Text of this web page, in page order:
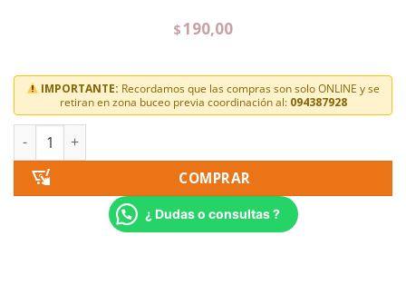
$190,00
IMPORTANTE: Recordamos que las compras son solo ONLINE y se
retiran en zona buceo previa coordinación al: 094387928
COMPRAR
¿ Dudas o consultas ?